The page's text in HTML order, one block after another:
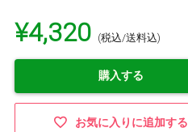
¥4,320 (税込/送料込)
購入する
お気に入りに追加する